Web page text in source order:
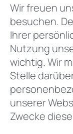
Wir freuen
besuchen.
Ihrer
Nutzung
wichtig. Wir
Stelle
unserer
Zwecke